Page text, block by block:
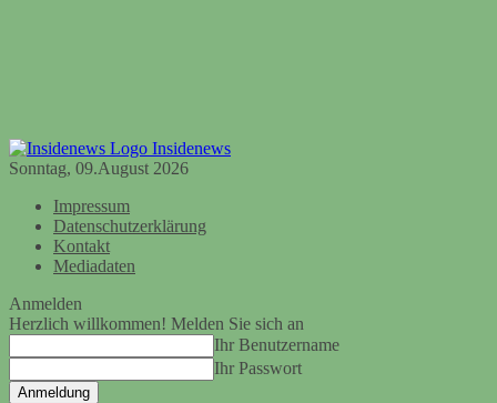
Insidenews
Sonntag, 09.August 2026
Impressum
Datenschutzerklärung
Kontakt
Mediadaten
Anmelden
Herzlich willkommen! Melden Sie sich an
Ihr Benutzername
Ihr Passwort